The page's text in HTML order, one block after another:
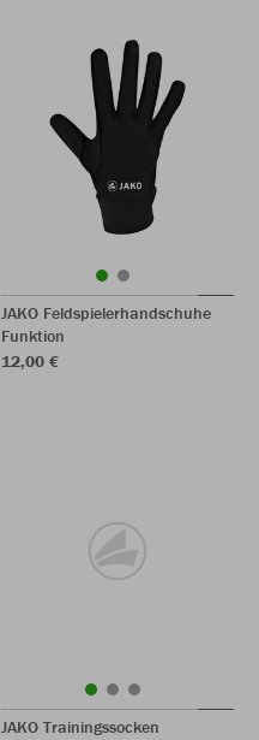
JAKO Feldspielerhandschuhe
Funktion
12,00 €
JAKO Trainingssocken